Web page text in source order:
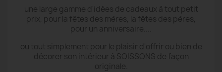
une large gamme d'idées de cadeaux à tout petit
prix, pour la fêtes des mères, la fêtes des pères,
pour un anniversaire....
ou tout simplement pour le plaisir d'offrir ou bien de
décorer son intérieur à SOISSONS de façon
originale.